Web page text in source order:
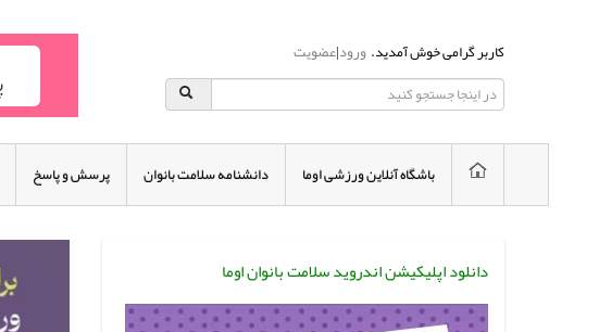
کاربر گرامی خوش آمدید.ورود|عضویت
باشگاه آنلاین ورزشی اوما دانشنامه سلامت بانوان پرسش و پاسخ
دانلود اپلیکیشن اندروید سلامت بانوان اوما